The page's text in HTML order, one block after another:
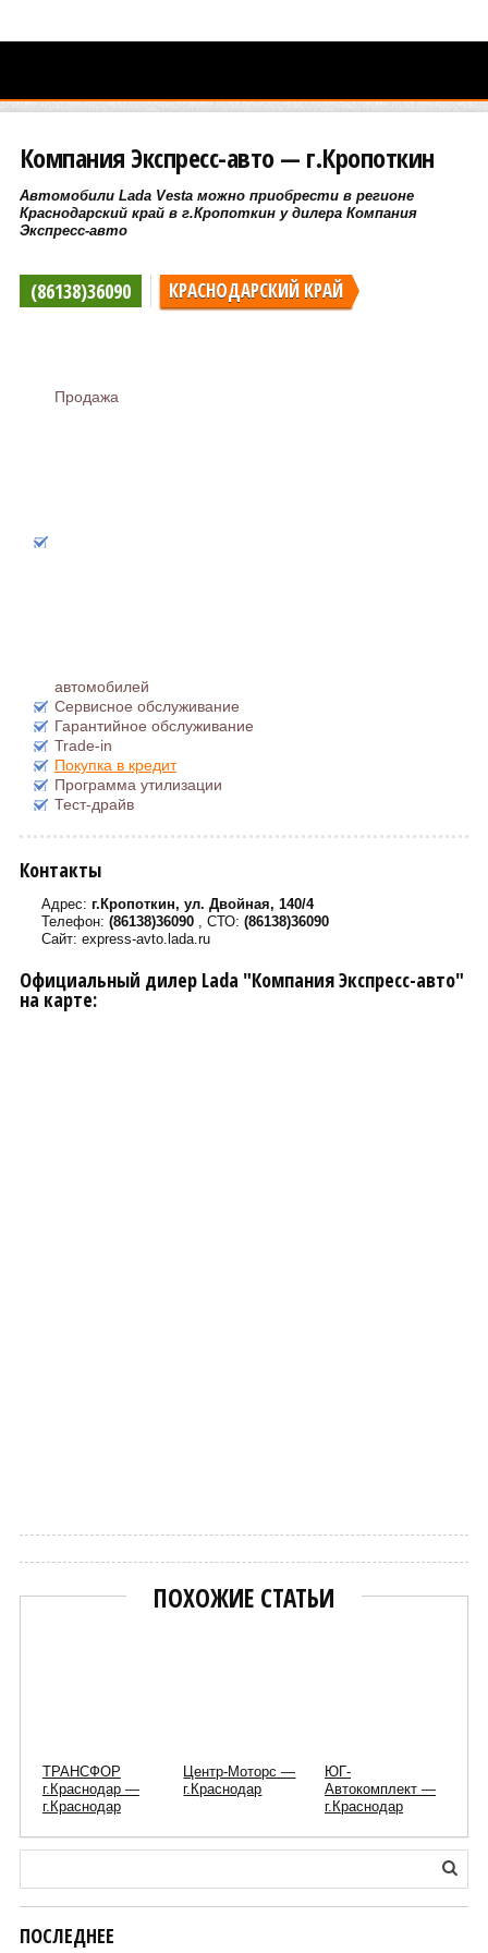
Компания Экспресс-авто — г.Кропоткин
Автомобили Lada Vesta можно приобрести в регионе
Краснодарский край в г.Кропоткин у дилера Компания
Экспресс-авто
(86138)36090 КРАСНОДАРСКИЙ КРАЙ
Продажа
автомобилей
Сервисное обслуживание
Гарантийное обслуживание
Trade-in
Покупка в кредит
Программа утилизации
Тест-драйв
Контакты
Адрес: г.Кропоткин, ул. Двойная, 140/4
Телефон: (86138)36090 , СТО: (86138)36090
Сайт: express-avto.lada.ru
Официальный дилер Lada "Компания Экспресс-авто"
на карте:
ПОХОЖИЕ СТАТЬИ
ТРАНСФОР
г.Краснодар —
г.Краснодар
Центр-Моторс —
г.Краснодар
ЮГ-
Автокомплект —
г.Краснодар
ПОСЛЕДНЕЕ